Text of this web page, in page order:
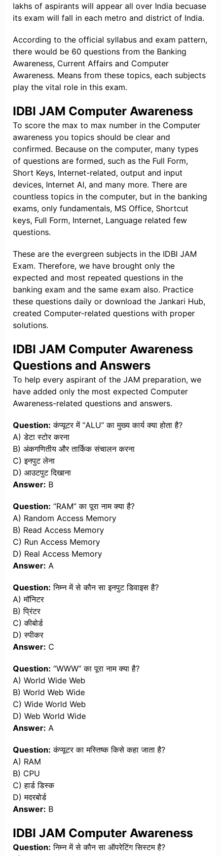
lakhs of aspirants will appear all over India becuase
its exam will fall in each metro and district of India.
According to the official syllabus and exam pattern,
there would be 60 questions from the Banking
Awareness, Current Affairs and Computer
Awareness. Means from these topics, each subjects
play the vital role in this exam.
IDBI JAM Computer Awareness
To score the max to max number in the Computer
awareness you topics should be clear and
confirmed. Because on the computer, many types
of questions are formed, such as the Full Form,
Short Keys, Internet-related, output and input
devices, Internet AI, and many more. There are
countless topics in the computer, but in the banking
exams, only fundamentals, MS Office, Shortcut
keys, Full Form, Internet, Language related few
questions.
These are the evergreen subjects in the IDBI JAM
Exam. Therefore, we have brought only the
expected and most repeated questions in the
banking exam and the same exam also. Practice
these questions daily or download the Jankari Hub,
created Computer-related questions with proper
solutions.
IDBI JAM Computer Awareness
Questions and Answers
To help every aspirant of the JAM preparation, we
have added only the most expected Computer
Awareness-related questions and answers.
Question: कंप्यूटर में “ALU” का मुख्य कार्य क्या होता है?
A) डेटा स्टोर करना
B) अंकगणितीय और तार्किक संचालन करना
C) इनपुट लेना
D) आउटपुट दिखाना
Answer: B
Question: “RAM” का पूरा नाम क्या है?
A) Random Access Memory
B) Read Access Memory
C) Run Access Memory
D) Real Access Memory
Answer: A
Question: निम्न में से कौन सा इनपुट डिवाइस है?
A) मॉनिटर
B) प्रिंटर
C) कीबोर्ड
D) स्पीकर
Answer: C
Question: “WWW” का पूरा नाम क्या है?
A) World Wide Web
B) World Web Wide
C) Wide World Web
D) Web World Wide
Answer: A
Question: कंप्यूटर का मस्तिष्क किसे कहा जाता है?
A) RAM
B) CPU
C) हार्ड डिस्क
D) मदरबोर्ड
Answer: B
IDBI JAM Computer Awareness
Question: निम्न में से कौन सा ऑपरेटिंग सिस्टम है?